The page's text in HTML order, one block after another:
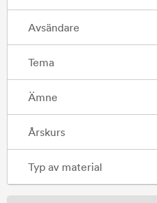
Avsändare
Tema
Ämne
Årskurs
Typ av material